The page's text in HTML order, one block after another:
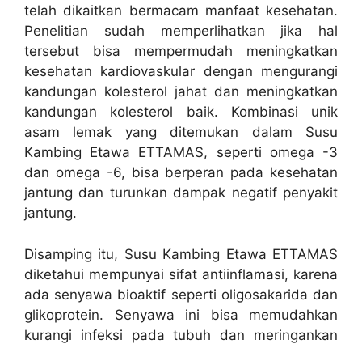
telah dikaitkan bermacam manfaat kesehatan.
Penelitian sudah memperlihatkan jika hal
tersebut bisa mempermudah meningkatkan
kesehatan kardiovaskular dengan mengurangi
kandungan kolesterol jahat dan meningkatkan
kandungan kolesterol baik. Kombinasi unik
asam lemak yang ditemukan dalam Susu
Kambing Etawa ETTAMAS, seperti omega -3
dan omega -6, bisa berperan pada kesehatan
jantung dan turunkan dampak negatif penyakit
jantung.
Disamping itu, Susu Kambing Etawa ETTAMAS
diketahui mempunyai sifat antiinflamasi, karena
ada senyawa bioaktif seperti oligosakarida dan
glikoprotein. Senyawa ini bisa memudahkan
kurangi infeksi pada tubuh dan meringankan